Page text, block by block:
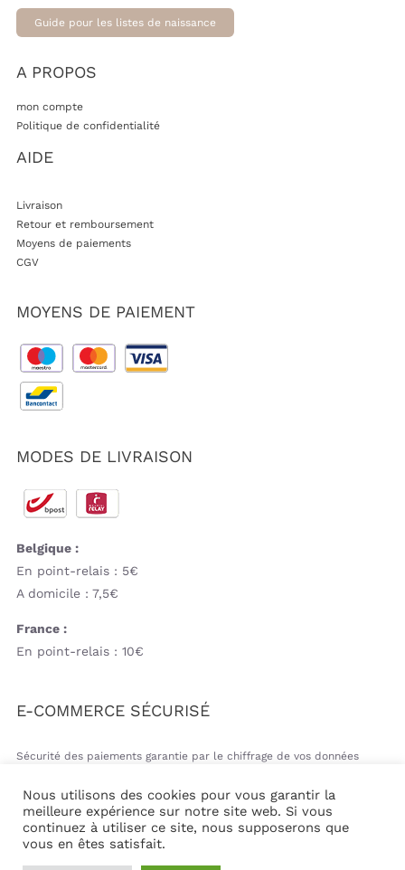
Guide pour les listes de naissance
A PROPOS
mon compte
Politique de confidentialité
AIDE
Livraison
Retour et remboursement
Moyens de paiements
CGV
MOYENS DE PAIEMENT
MODES DE LIVRAISON
Belgique :
En point-relais : 5€
A domicile : 7,5€
France :
En point-relais : 10€
E-COMMERCE SÉCURISÉ
Sécurité des paiements garantie par le chiffrage de vos données
© Copyright 2026 | Mil&va Babystore All Rights Reserved
Nous utilisons des cookies pour vous garantir la
meilleure expérience sur notre site web. Si vous
continuez à utiliser ce site, nous supposerons que
vous en êtes satisfait.